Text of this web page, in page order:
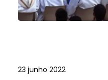
23 junho 2022